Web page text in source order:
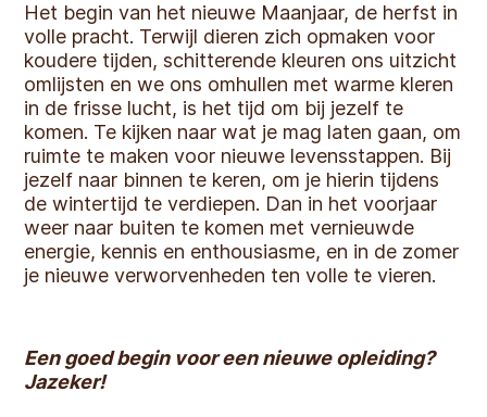
Het begin van het nieuwe Maanjaar, de herfst in
volle pracht. Terwijl dieren zich opmaken voor
koudere tijden, schitterende kleuren ons uitzicht
omlijsten en we ons omhullen met warme kleren
in de frisse lucht, is het tijd om bij jezelf te
komen. Te kijken naar wat je mag laten gaan, om
ruimte te maken voor nieuwe levensstappen. Bij
jezelf naar binnen te keren, om je hierin tijdens
de wintertijd te verdiepen. Dan in het voorjaar
weer naar buiten te komen met vernieuwde
energie, kennis en enthousiasme, en in de zomer
je nieuwe verworvenheden ten volle te vieren.
Een goed begin voor een nieuwe opleiding?
Jazeker!